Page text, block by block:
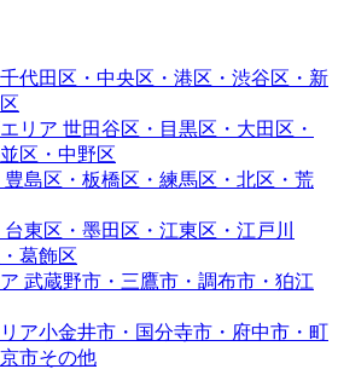
千代田区・中央区・港区・渋谷区・新
リア 世田谷区・目黒区・大田区・
区・中野区
豊島区・板橋区・練馬区・北区・荒
台東区・墨田区・江東区・江戸川
葛飾区
武蔵野市・三鷹市・調布市・狛江
ア小金井市・国分寺市・府中市・町
市その他